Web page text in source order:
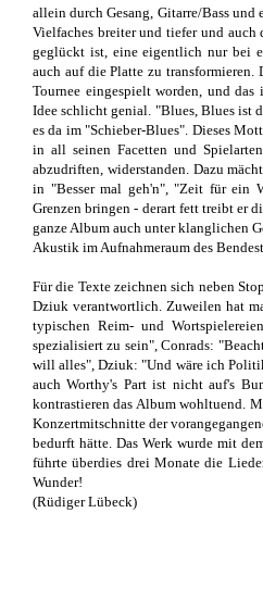
allein durch Gesang, Gitarre/Bass
Vielfaches breiter und tiefer und
geglückt ist, eine eigentlich nur bei
auch auf die Platte zu
Tournee eingespielt worden, und
Idee schlicht genial. "Blues, Blues ist
es da im "Schieber-Blues". Dieses
in all seinen Facetten und
abzudriften, widerstanden. Dazu
in "Besser mal geh'n", "Zeit für ein
Grenzen bringen - derart fett treibt er
ganze Album auch unter klanglichen
Akustik im Aufnahmeraum des
Für die Texte zeichnen sich neben
Dziuk verantwortlich. Zuweilen hat
typischen Reim- und
spezialisiert zu sein", Conrads:
will alles", Dziuk: "Und wäre ich
auch Worthy's Part ist nicht auf's
kontrastieren das Album wohltuend.
Konzertmitschnitte der
bedurft hätte. Das Werk wurde mit
führte überdies drei Monate die
Wunder!
(Rüdiger Lübeck)